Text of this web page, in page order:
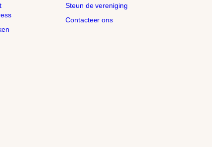
Steun de vereniging
Contacteer ons